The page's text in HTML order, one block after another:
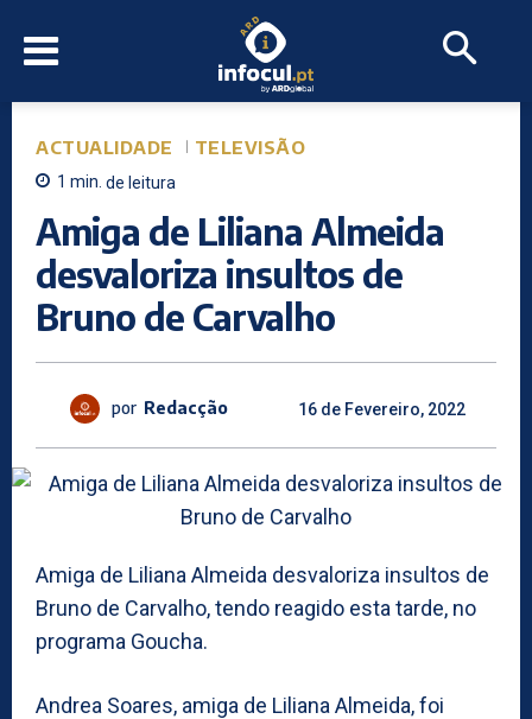
ACTUALIDADE TELEVISÃO
1 min. de leitura
Amiga de Liliana Almeida
desvaloriza insultos de
Bruno de Carvalho
por Redacção 16 de Fevereiro, 2022
Amiga de Liliana Almeida desvaloriza insultos de
Bruno de Carvalho, tendo reagido esta tarde, no
programa Goucha.
Andrea Soares, amiga de Liliana Almeida, foi